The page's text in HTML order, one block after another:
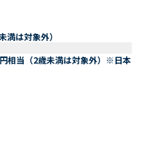
は対象外）
相当（2歳未満は対象外）※日本